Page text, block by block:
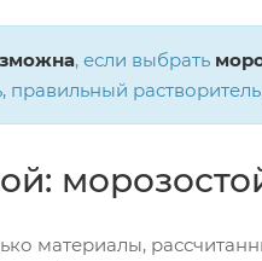
, если выбрать
правильный
материалы,